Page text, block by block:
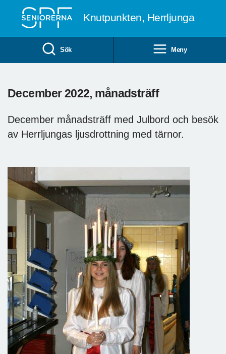
Knutpunkten, Herrljunga
Sök Meny
December 2022, månadsträff
December månadsträff med Julbord och besök
av Herrljungas ljusdrottning med tärnor.